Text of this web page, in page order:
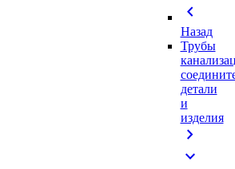
chevron_left
Назад
Трубы
детали
и
изделия
chevron_right
expand_more